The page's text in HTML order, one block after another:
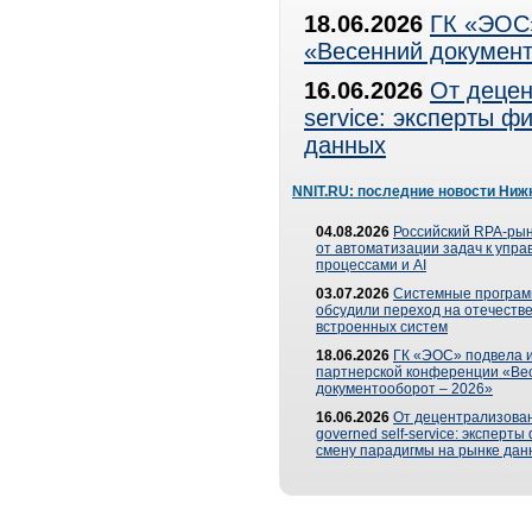
18.06.2026 ГК
«Весенний
16.06.2026 От
service: эксперты
данных
NNIT.RU: последние новости
04.08.2026 Российский RPA-
от автоматизации задач к
процессами и AI
03.07.2026 Системные
обсудили переход на
встроенных систем
18.06.2026 ГК «ЭОС» подвела
партнерской конференции
документооборот – 2026»
16.06.2026 От
governed self-service: эксперты
смену парадигмы на рынке